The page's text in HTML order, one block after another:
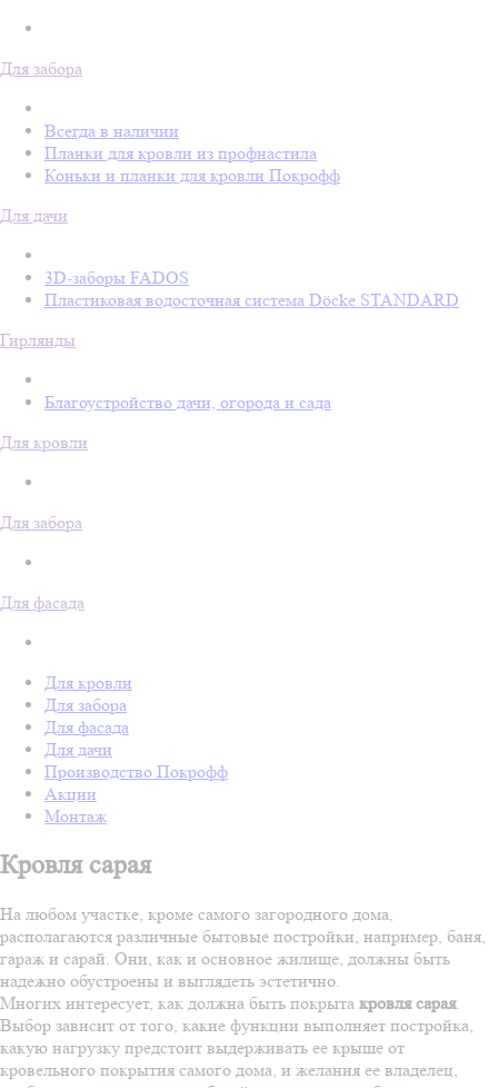
Для забора
Всегда в наличии
Планки для кровли из профнастила
Коньки и планки для кровли Покрофф
Для дачи
3D-заборы FADOS
Пластиковая водосточная система Döcke STANDARD
Гирлянды
Благоустройство дачи, огорода и сада
Для кровли
Для забора
Для фасада
Для кровли
Для забора
Для фасада
Для дачи
Производство Покрофф
Акции
Монтаж
Кровля сарая
На любом участке, кроме самого загородного дома,
располагаются различные бытовые постройки, например, баня,
гараж и сарай. Они, как и основное жилище, должны быть
надежно обустроены и выглядеть эстетично.
Многих интересует, как должна быть покрыта кровля сарая.
Выбор зависит от того, какие функции выполняет постройка,
какую нагрузку предстоит выдерживать ее крыше от
кровельного покрытия самого дома, и желания ее владелец,